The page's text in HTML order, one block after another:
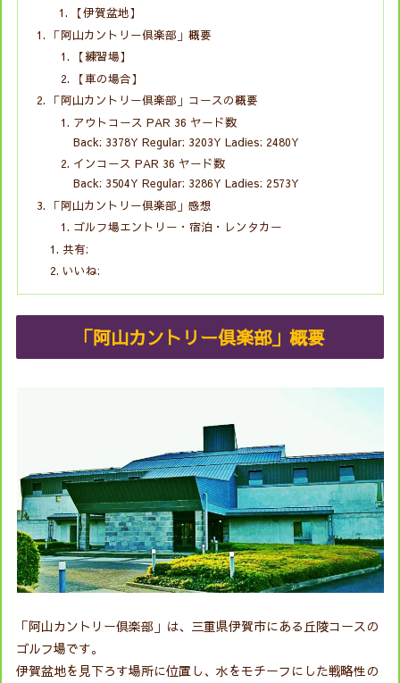
【伊賀盆地】
「阿山カントリー倶楽部」概要
【練習場】
【車の場合】
「阿山カントリー倶楽部」コースの概要
アウトコース PAR 36 ヤード数
Back: 3378Y Regular: 3203Y Ladies: 2480Y
インコース PAR 36 ヤード数
Back: 3504Y Regular: 3286Y Ladies: 2573Y
「阿山カントリー倶楽部」感想
ゴルフ場エントリー・宿泊・レンタカー
共有:
いいね:
「阿山カントリー倶楽部」概要
「阿山カントリー倶楽部」は、三重県伊賀市にある丘陵コースの
ゴルフ場です。
伊賀盆地を見下ろす場所に位置し、水をモチーフにした戦略性の